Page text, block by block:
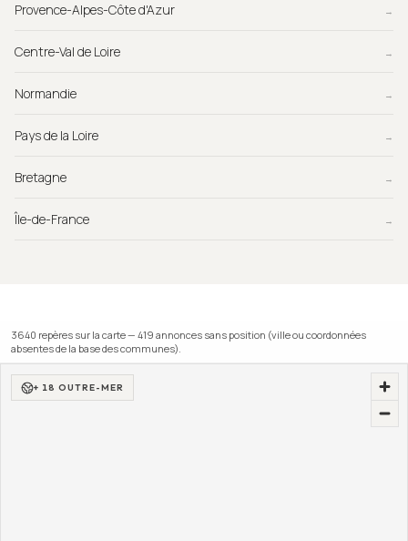
Provence-Alpes-Côte d'Azur →
Centre-Val de Loire →
Normandie →
Pays de la Loire →
Bretagne →
Île-de-France →
3640 repères sur la carte — 419 annonces sans position (ville ou coordonnées
absentes de la base des communes).
+ 18 OUTRE-MER